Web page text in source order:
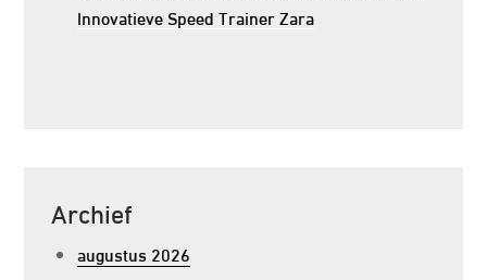
Innovatieve Speed Trainer Zara
Archief
augustus 2026